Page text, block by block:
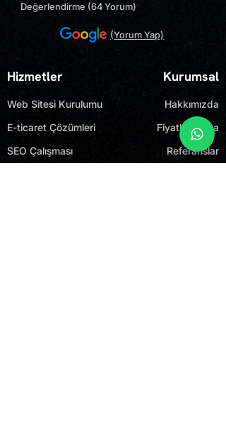
Değerlendirme (64 Yorum)
(Yorum Yap)
Hizmetler Kurumsal
Web Sitesi Kurulumu
E-ticaret Çözümleri
SEO Çalışması
Hakkımızda
Fiyatlandırma
Referanslar